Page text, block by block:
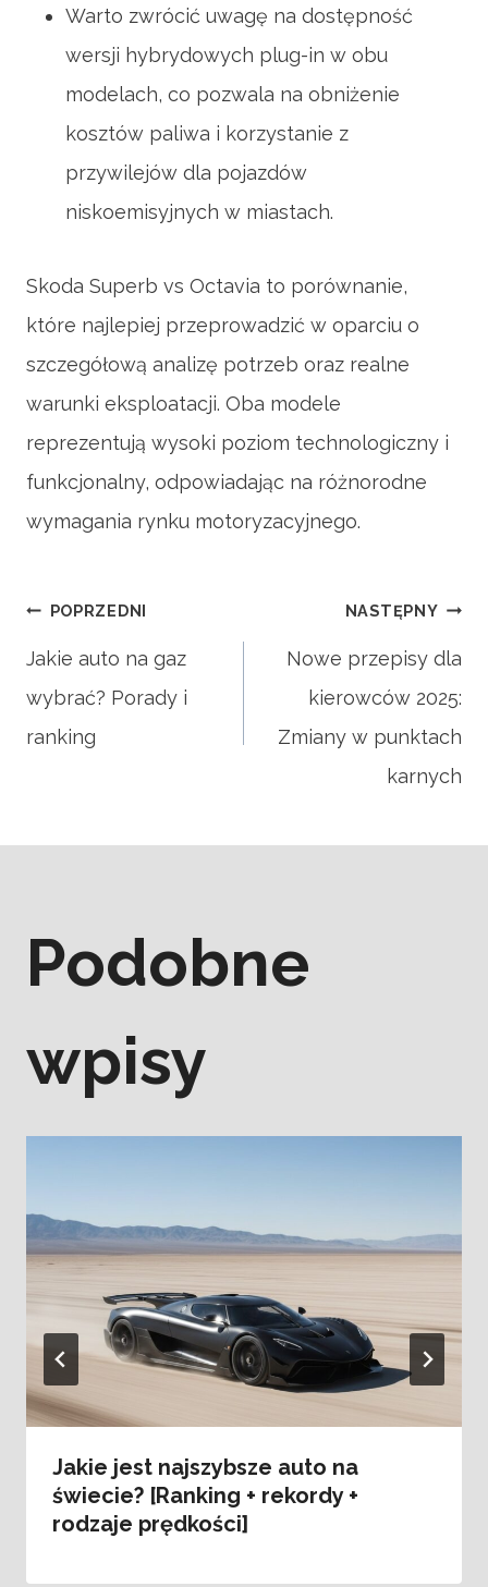
Warto zwrócić uwagę na dostępność
wersji hybrydowych plug-in w obu
modelach, co pozwala na obniżenie
kosztów paliwa i korzystanie z
przywilejów dla pojazdów
niskoemisyjnych w miastach.
Skoda Superb vs Octavia to porównanie,
które najlepiej przeprowadzić w oparciu o
szczegółową analizę potrzeb oraz realne
warunki eksploatacji. Oba modele
reprezentują wysoki poziom technologiczny i
funkcjonalny, odpowiadając na różnorodne
wymagania rynku motoryzacyjnego.
Nawigacja
wpisu
POPRZEDNI
Jakie auto na gaz
wybrać? Porady i
ranking
NASTĘPNY
Nowe przepisy dla
kierowców 2025:
Zmiany w punktach
karnych
Podobne
wpisy
Jakie jest najszybsze auto na
świecie? [Ranking + rekordy +
rodzaje prędkości]